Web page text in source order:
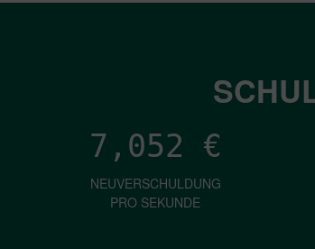
7,052 €
NEUVERSCHULDUNG
PRO SEKUNDE